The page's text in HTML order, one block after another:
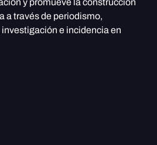
y promueve la construcción
a través de periodismo,
e incidencia en